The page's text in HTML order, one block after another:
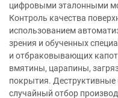
цифровыми эталонными
Контроль качества
использованием
зрения и обученных
и отбраковывающих
вмятины, царапины,
покрытия.
случайный отбор